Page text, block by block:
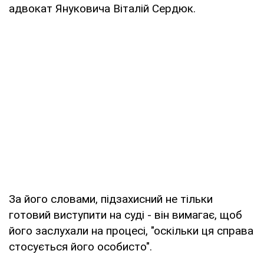
адвокат Януковича Віталій Сердюк.
За його словами, підзахисний не тільки
готовий виступити на суді - він вимагає, щоб
його заслухали на процесі, "оскільки ця справа
стосується його особисто".